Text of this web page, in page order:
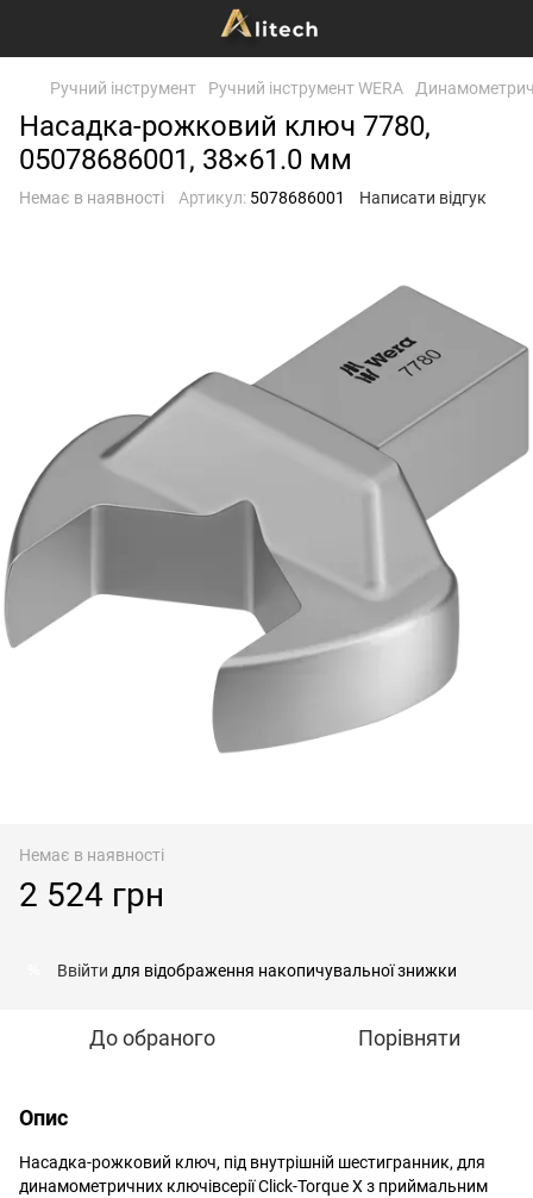
Ручний інструмент Ручний інструмент WERA
Насадка-рожковий ключ 7780,
05078686001, 38×61.0 мм
Немає в наявності Артикул: 5078686001 Написати відгук
Немає в наявності
2 524 грн
Ввійти для відображення накопичувальної знижки
До обраного Порівняти
Опис
Насадка-рожковий ключ, під внутрішній шестигранник, для
динамометричних ключівсерії Click-Torque X з приймальним